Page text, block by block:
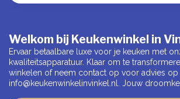
Welkom bij Keukenwinkel in
Ervaar betaalbare luxe voor je keuken met
kwaliteitsapparatuur. Klaar om te
winkelen of neem contact op voor advies
info@keukenwinkelinvinkel.nl
. Jouw